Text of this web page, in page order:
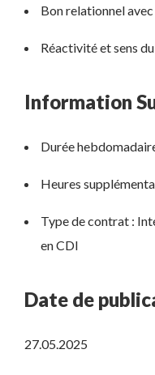
Bon relationnel
Réactivité et sens
Information
Durée
Heures
Type de contrat :
en CDI
Date de
27.05.2025